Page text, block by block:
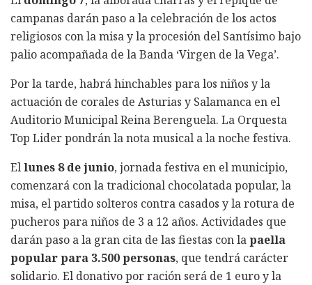
campanas darán paso a la celebración de los actos
religiosos con la misa y la procesión del Santísimo bajo
palio acompañada de la Banda ‘Virgen de la Vega’.
Por la tarde, habrá hinchables para los niños y la
actuación de corales de Asturias y Salamanca en el
Auditorio Municipal Reina Berenguela. La Orquesta
Top Lider pondrán la nota musical a la noche festiva.
Ellunes 8 de junio, jornada festiva en el municipio,
comenzará con la tradicional chocolatada popular, la
misa, el partido solteros contra casados y la rotura de
pucheros para niños de 3 a 12 años. Actividades que
darán paso a la gran cita de las fiestas con lapaella
popular para 3.500 personas, que tendrá carácter
solidario. El donativo por ración será de 1 euro y la